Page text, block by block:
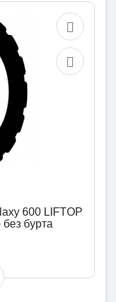
600 LIFTOP
бурта